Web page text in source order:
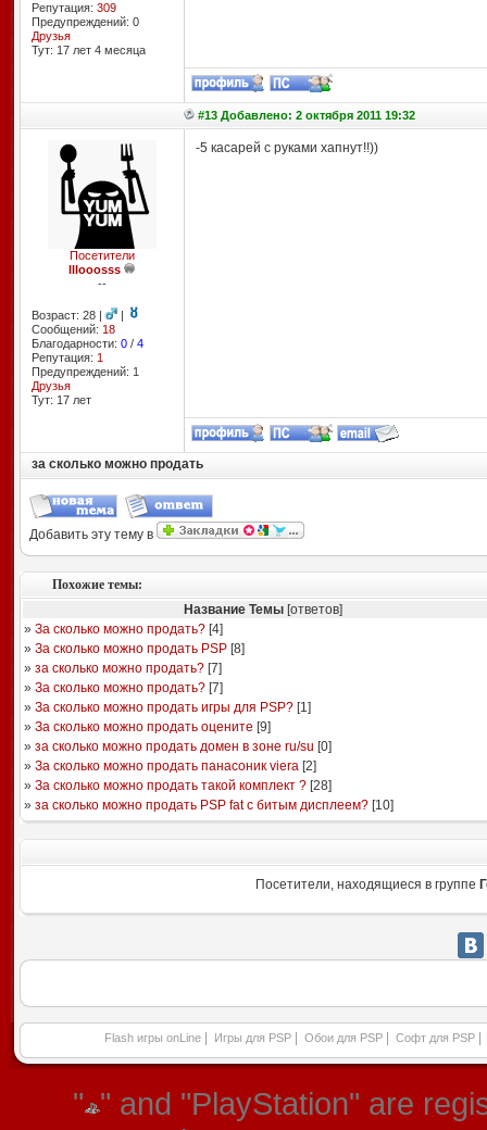
Репутация: 309
Предупреждений: 0
Друзья
Тут: 17 лет 4 месяцa
#13 Добавлено: 2 октября 2011 19:32
Посетители
lllooosss
--
Возраст: 28 |
|
Сообщений: 18
Благодарности: 0/ 4
Репутация: 1
Предупреждений: 1
Друзья
Тут: 17 лет
-5 касарей с руками хапнут!!))
за сколько можно продать
Добавить эту тему в
Похожие темы:
Название Темы[ответов]
» За сколько можно продать?[4]
» За сколько можно продать PSP[8]
» за сколько можно продать?[7]
» За сколько можно продать?[7]
» За сколько можно продать игры для PSP?[1]
» За сколько можно продать оцените [9]
» за сколько можно продать домен в зоне ru/su [0]
» За сколько можно продать панасоник viera[2]
» За сколько можно продать такой комплект ?[28]
» за сколько можно продать PSP fat с битым дисплеем?[10]
Посетители, находящиеся в группе
Flash игры onLine Игры для PSP Обои для PSP Софт для PSP
" " and "PlayStation" are